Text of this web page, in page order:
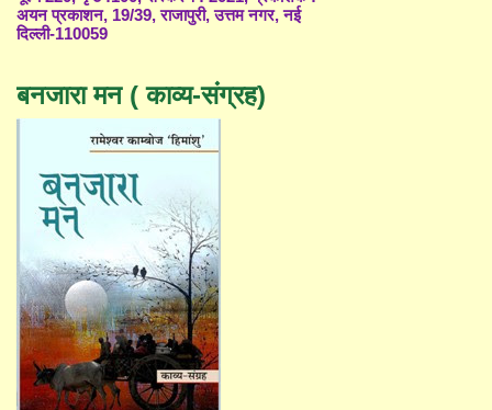
अयन प्रकाशन, 19/39, राजापुरी, उत्तम नगर, नई
दिल्ली-110059
बनजारा मन ( काव्य-संग्रह)